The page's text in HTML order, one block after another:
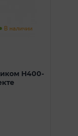
В наличии
Н400-